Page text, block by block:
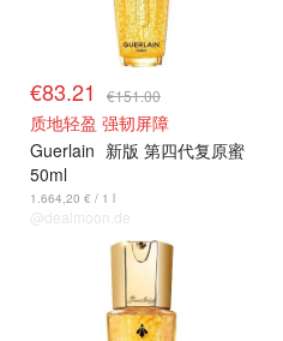
€83.21 €151.00
质地轻盈 强韧屏障
Guerlain 新版 第四代复原蜜
50ml
1.664,20 € / 1 l
@dealmoon.de